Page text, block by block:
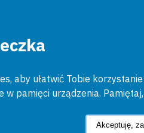
aby ułatwić Tobie
w pamięci urządzenia.
Akceptuję,